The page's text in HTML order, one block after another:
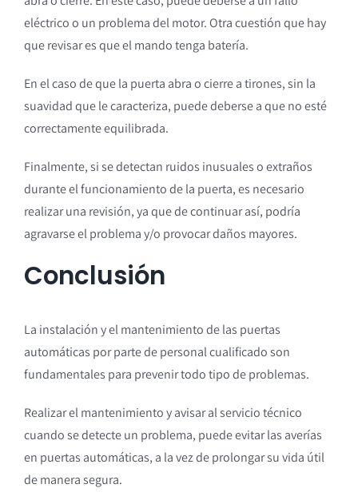
eléctrico o un problema del motor. Otra cuestión que hay
que revisar es que el mando tenga batería.
En el caso de que la puerta abra o cierre a tirones, sin la
suavidad que le caracteriza, puede deberse a que no esté
correctamente equilibrada.
Finalmente, si se detectan ruidos inusuales o extraños
durante el funcionamiento de la puerta, es necesario
realizar una revisión, ya que de continuar así, podría
agravarse el problema y/o provocar daños mayores.
Conclusión
La instalación y el mantenimiento de las puertas
automáticas por parte de personal cualificado son
fundamentales para prevenir todo tipo de problemas.
Realizar el mantenimiento y avisar al servicio técnico
cuando se detecte un problema, puede evitar las averías
en puertas automáticas, a la vez de prolongar su vida útil
de manera segura.